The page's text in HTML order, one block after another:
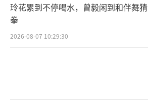
玲花累到不停喝水，曾毅闲到和伴舞猜
拳
2026-08-07 10:29:30